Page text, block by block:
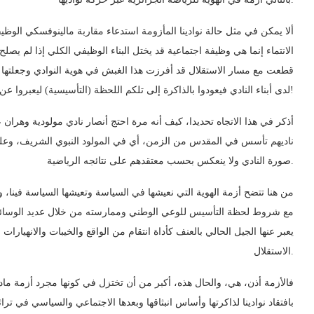
ألا يمكن في مثل حالة نوادينا المأزومة استدعاء مقاربة مالينوفسكي
الانتماء إنما هي وظيفة اجتماعية قد يختل البناء الوظيفي الكلي إذا
قطعت مع مسار الاستقلال قد أفرزت هذا الغبش في هوية النوادي وجعلتها
لدى أبناء النادي فيعودوا بالذاكرة إلى تلكم اللحظة (التأسيسية) ليعبروا عن أصالة وقضية ناديهم!
أذكر في هذا الاتجاه تحديدا، كيف أنه مرة احتج أنصار نادي مولودية
ناديهم تأسس في المقدس من الزمن، أي في المولود النبوي الشريف،
صورة النادي ولا ينعكس بحسب معتقدهم على نتائجه الرياضية.
من هنا تتضح أزمة الهوية التي نعيشها في السياسة وتعيشها السياسة فينا،
مع شروط لحظة التأسيس للوعي الوطني وممارسته من خلال عديد الوسائل
يعبر عنها الجيل الحالي بالعنف كأداة انتقام من الواقع والخيبات
الاستقلال.
فالأزمة أذن، هي، والحال هذه، أكبر من أن تختزل في كونها مجرد أزمة
بافتقاد نوادينا لذاكرتها وأساس انبثاقها وبعدها الاجتماعي والسياسي في